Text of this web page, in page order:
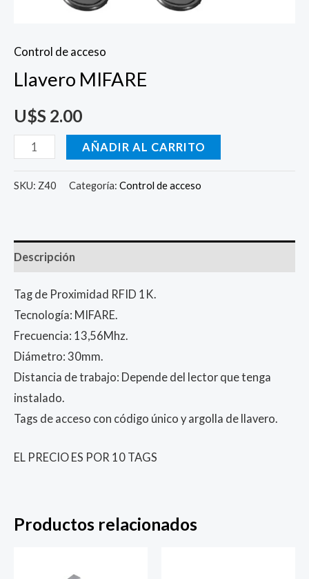
Control de acceso
Llavero MIFARE
U$S 2.00
AÑADIR AL CARRITO
SKU: Z40 Categoría: Control de acceso
Descripción
Tag de Proximidad RFID 1K.
Tecnología: MIFARE.
Frecuencia: 13,56Mhz.
Diámetro: 30mm.
Distancia de trabajo: Depende del lector que tenga
instalado.
Tags de acceso con código único y argolla de llavero.
EL PRECIO ES POR 10 TAGS
Productos relacionados